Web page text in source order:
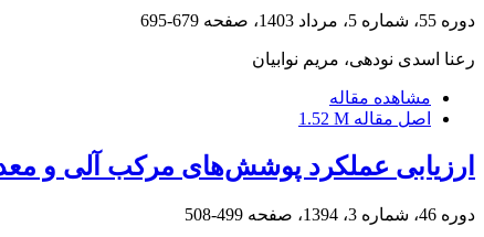
دوره 55، شماره 5، مرداد 1403، صفحه 679-695
رعنا اسدی نودهی، مریم نوابیان
مشاهده مقاله
اصل مقاله 1.52 M
ارزیابی عملکرد پوشش‌های مرکب آلی و
دوره 46، شماره 3، 1394، صفحه 499-508